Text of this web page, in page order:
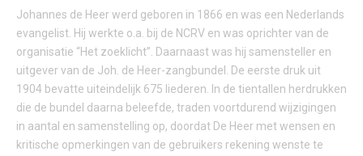
Johannes de Heer werd geboren in 1866 en was een Nederlands
evangelist. Hij werkte o.a. bij de NCRV en was oprichter van de
organisatie “Het zoeklicht”. Daarnaast was hij samensteller en
uitgever van de Joh. de Heer-zangbundel. De eerste druk uit
1904 bevatte uiteindelijk 675 liederen. In de tientallen herdrukken
die de bundel daarna beleefde, traden voortdurend wijzigingen
in aantal en samenstelling op, doordat De Heer met wensen en
kritische opmerkingen van de gebruikers rekening wenste te